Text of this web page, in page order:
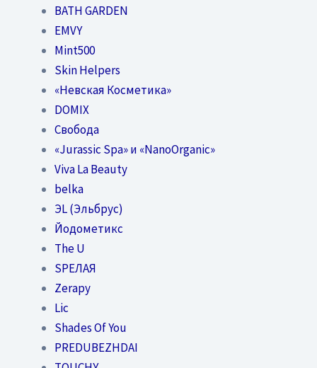
BATH GARDEN
EMVY
Mint500
Skin Helpers
«Невская Косметика»
DOMIX
Свобода
«Jurassic Spa» и «NanoOrganic»
Viva La Beauty
belka
ЭL (Эльбрус)
Йодометикс
The U
SPEЛАЯ
Zerapy
Lic
Shades Of You
PREDUBEZHDAI